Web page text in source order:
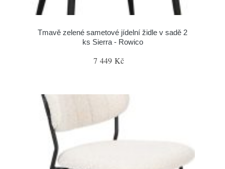
Tmavě zelené sametové jídelní židle v sadě 2
ks Sierra - Rowico
7 449 Kč